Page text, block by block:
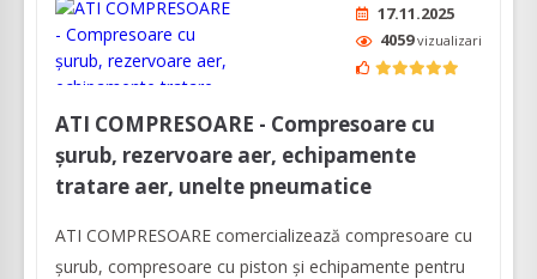
17.11.2025
4059vizualizari
ATI COMPRESOARE - Compresoare cu
șurub, rezervoare aer, echipamente
tratare aer, unelte pneumatice
ATI COMPRESOARE comercializează compresoare cu
șurub, compresoare cu piston şi echipamente pentru